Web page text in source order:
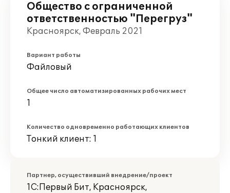
Общество с ограниченной
ответственностью "Перегруз"
Красноярск, Февраль 2021
Вариант работы
Файловый
Общее число автоматизированных рабочих мест
1
Количество одновременно работающих клиентов
Тонкий клиент: 1
Партнер, осуществивший внедрение/проект
1С:Первый Бит, Красноярск,